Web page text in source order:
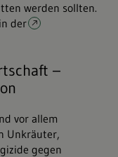
werden sollten.
der
–
vor allem
Unkräuter,
gegen